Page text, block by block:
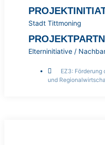
Stadt Tittmoning
Elterninitiative /
EZ3: Förderung
und